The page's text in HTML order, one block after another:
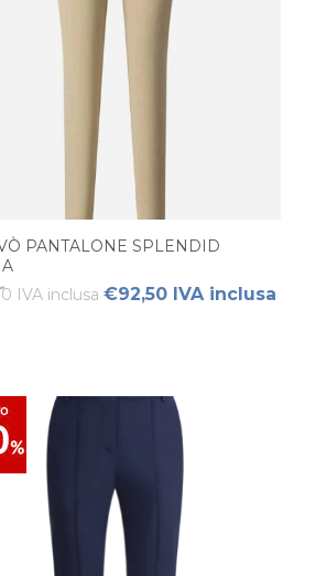
PANTALONE SPLENDID
IVA inclusa €92,50 IVA inclusa